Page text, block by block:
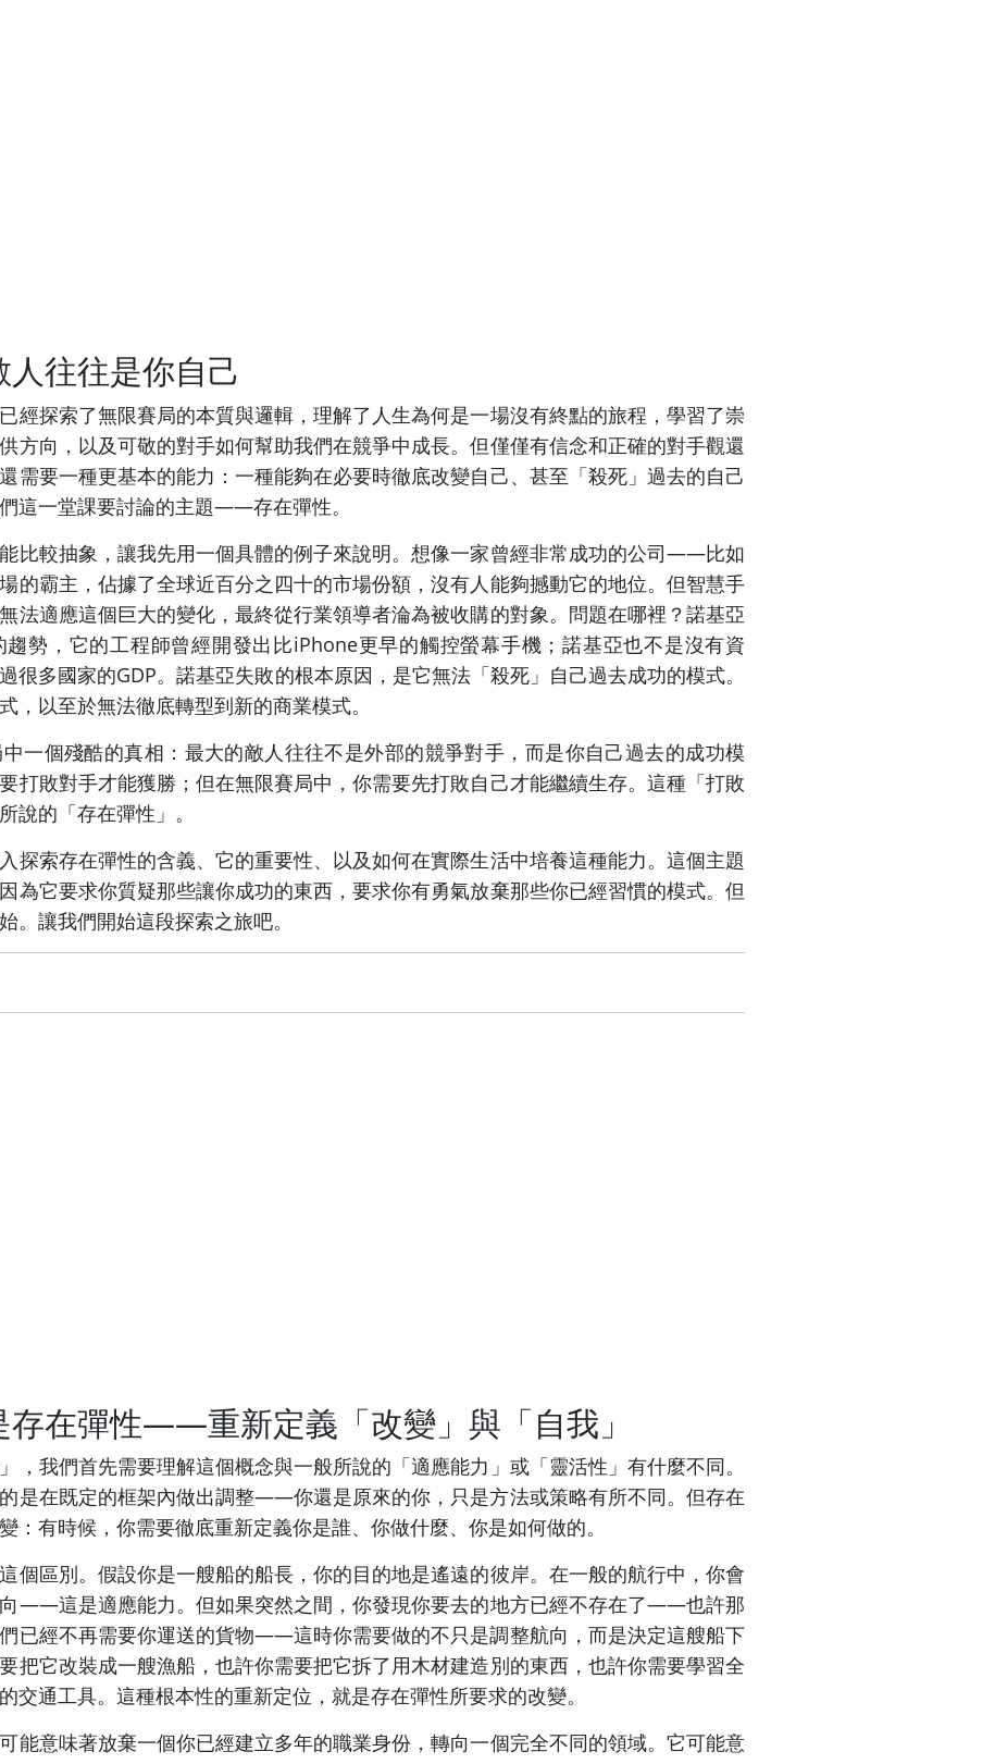
往往是你自己
經探索了無限賽局的本質與邏輯，理解了人生為何是一場沒有終點的旅程，學習了崇
方向，以及可敬的對手如何幫助我們在競爭中成長。但僅僅有信念和正確的對手觀還
需要一種更基本的能力：一種能夠在必要時徹底改變自己、甚至「殺死」過去的自己
這一堂課要討論的主題——存在彈性。
能比較抽象，讓我先用一個具體的例子來說明。想像一家曾經非常成功的公司——比如
的霸主，佔據了全球近百分之四十的市場份額，沒有人能夠撼動它的地位。但智慧手
法適應這個巨大的變化，最終從行業領導者淪為被收購的對象。問題在哪裡？諾基亞
勢，它的工程師曾經開發出比iPhone更早的觸控螢幕手機；諾基亞也不是沒有資
很多國家的GDP。諾基亞失敗的根本原因，是它無法「殺死」自己過去成功的模式。
，以至於無法徹底轉型到新的商業模式。
一個殘酷的真相：最大的敵人往往不是外部的競爭對手，而是你自己過去的成功模
打敗對手才能獲勝；但在無限賽局中，你需要先打敗自己才能繼續生存。這種「打敗
說的「存在彈性」。
探索存在彈性的含義、它的重要性、以及如何在實際生活中培養這種能力。這個主題
為它要求你質疑那些讓你成功的東西，要求你有勇氣放棄那些你已經習慣的模式。但
。讓我們開始這段探索之旅吧。
存在彈性——重新定義「改變」與「自我」
，我們首先需要理解這個概念與一般所說的「適應能力」或「靈活性」有什麼不同。
是在既定的框架內做出調整——你還是原來的你，只是方法或策略有所不同。但存在
：有時候，你需要徹底重新定義你是誰、你做什麼、你是如何做的。
個區別。假設你是一艘船的船長，你的目的地是遙遠的彼岸。在一般的航行中，你會
——這是適應能力。但如果突然之間，你發現你要去的地方已經不存在了——也許那
已經不再需要你運送的貨物——這時你需要做的不只是調整航向，而是決定這艘船下
把它改裝成一艘漁船，也許你需要把它拆了用木材建造別的東西，也許你需要學習全
交通工具。這種根本性的重新定位，就是存在彈性所要求的改變。
能意味著放棄一個你已經建立多年的職業身份，轉向一個完全不同的領域。它可能意